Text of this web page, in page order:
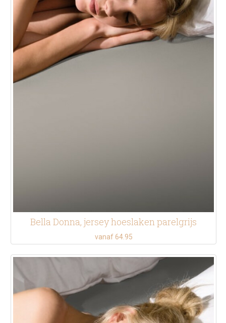
Bella Donna, jersey hoeslaken parelgrijs
vanaf 64.95